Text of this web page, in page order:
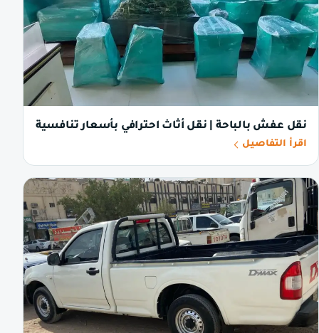
نقل عفش بالباحة | نقل أثاث احترافي بأسعار تنافسية
اقرأ التفاصيل